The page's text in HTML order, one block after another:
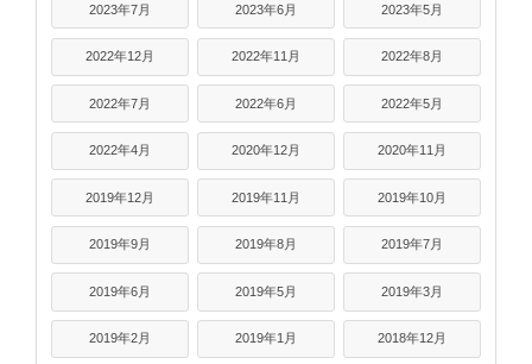
2023年7月 2023年6月 2023年5月
2022年12月 2022年11月 2022年8月
2022年7月 2022年6月 2022年5月
2022年4月 2020年12月 2020年11月
2019年12月 2019年11月 2019年10月
2019年9月 2019年8月 2019年7月
2019年6月 2019年5月 2019年3月
2019年2月 2019年1月 2018年12月